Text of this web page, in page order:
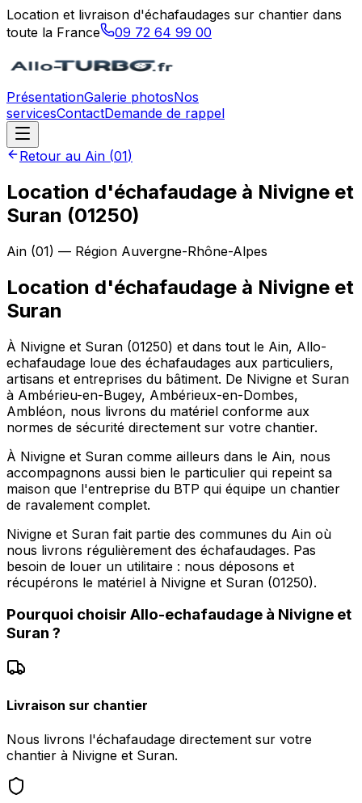
Location et livraison d'échafaudages sur chantier dans
toute la France
09 72 64 99 00
PrésentationGalerie photosNos
servicesContactDemande de rappel
Retour au Ain (01)
Location d'échafaudage à Nivigne et
Suran (01250)
Ain (01) — Région Auvergne-Rhône-Alpes
Location d'échafaudage à Nivigne et
Suran
À Nivigne et Suran (01250) et dans tout le Ain, Allo-
echafaudage loue des échafaudages aux particuliers,
artisans et entreprises du bâtiment. De Nivigne et Suran
à Ambérieu-en-Bugey, Ambérieux-en-Dombes,
Ambléon, nous livrons du matériel conforme aux
normes de sécurité directement sur votre chantier.
À Nivigne et Suran comme ailleurs dans le Ain, nous
accompagnons aussi bien le particulier qui repeint sa
maison que l'entreprise du BTP qui équipe un chantier
de ravalement complet.
Nivigne et Suran fait partie des communes du Ain où
nous livrons régulièrement des échafaudages. Pas
besoin de louer un utilitaire : nous déposons et
récupérons le matériel à Nivigne et Suran (01250).
Pourquoi choisir Allo-echafaudage à Nivigne et
Suran ?
Livraison sur chantier
Nous livrons l'échafaudage directement sur votre
chantier à Nivigne et Suran.